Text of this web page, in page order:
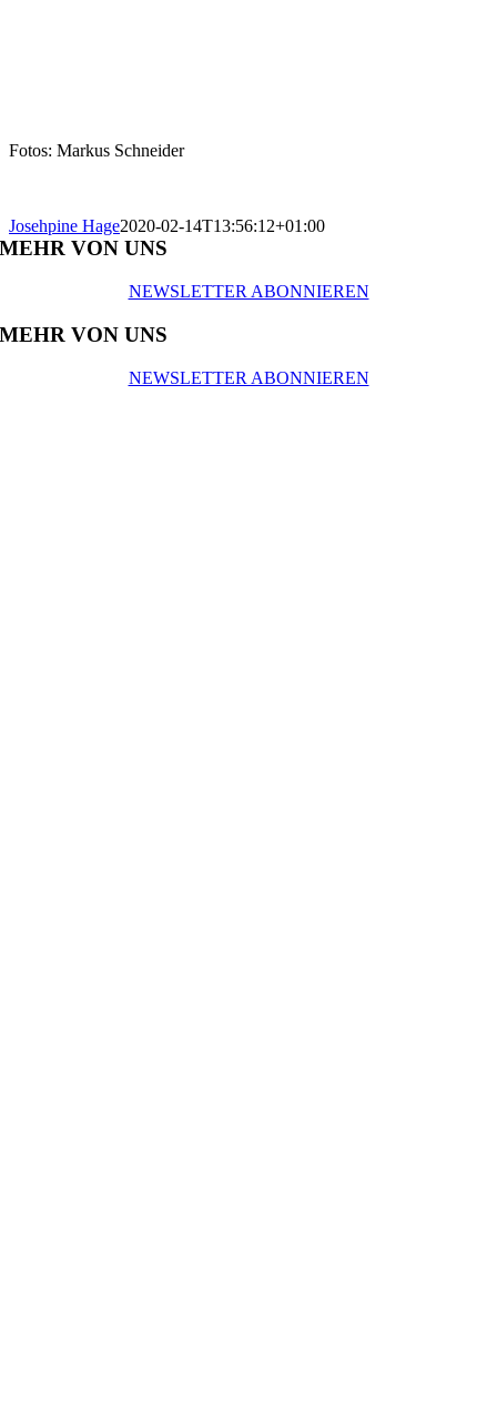
Fotos: Markus Schneider
Josehpine Hage2020-02-14T13:56:12+01:00
MEHR VON UNS
NEWSLETTER ABONNIEREN
MEHR VON UNS
NEWSLETTER ABONNIEREN